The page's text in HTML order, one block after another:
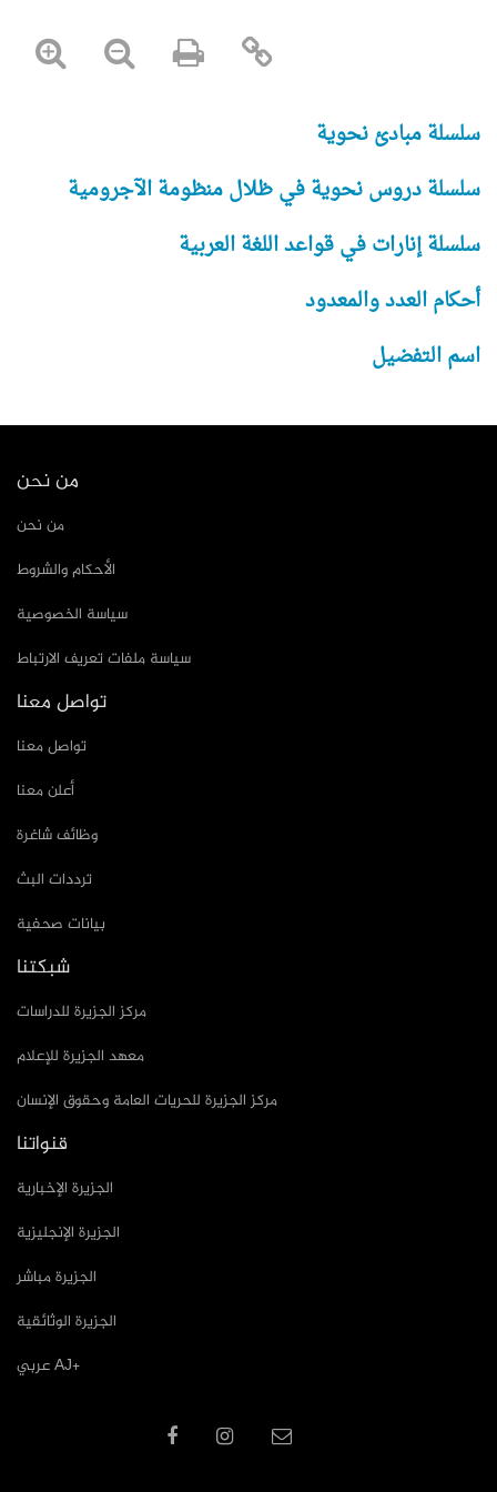
سلسلة مبادئ نحوية
سلسلة دروس نحوية في ظلال منظومة الآجرومية
سلسلة إنارات في قواعد اللغة العربية
أحكام العدد والمعدود
اسم التفضيل
من نحن
من نحن
الأحكام والشروط
سياسة الخصوصية
سياسة ملفات تعريف الارتباط
تواصل معنا
تواصل معنا
أعلن معنا
وظائف شاغرة
ترددات البث
بيانات صحفية
شبكتنا
مركز الجزيرة للدراسات
معهد الجزيرة للإعلام
مركز الجزيرة للحريات العامة وحقوق الإنسان
قنواتنا
الجزيرة الإخبارية
الجزيرة الإنجليزية
الجزيرة مباشر
الجزيرة الوثائقية
عربي AJ+